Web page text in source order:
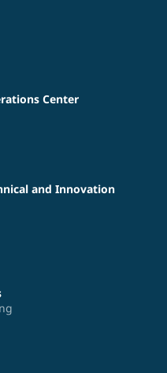
Center
and Innovation